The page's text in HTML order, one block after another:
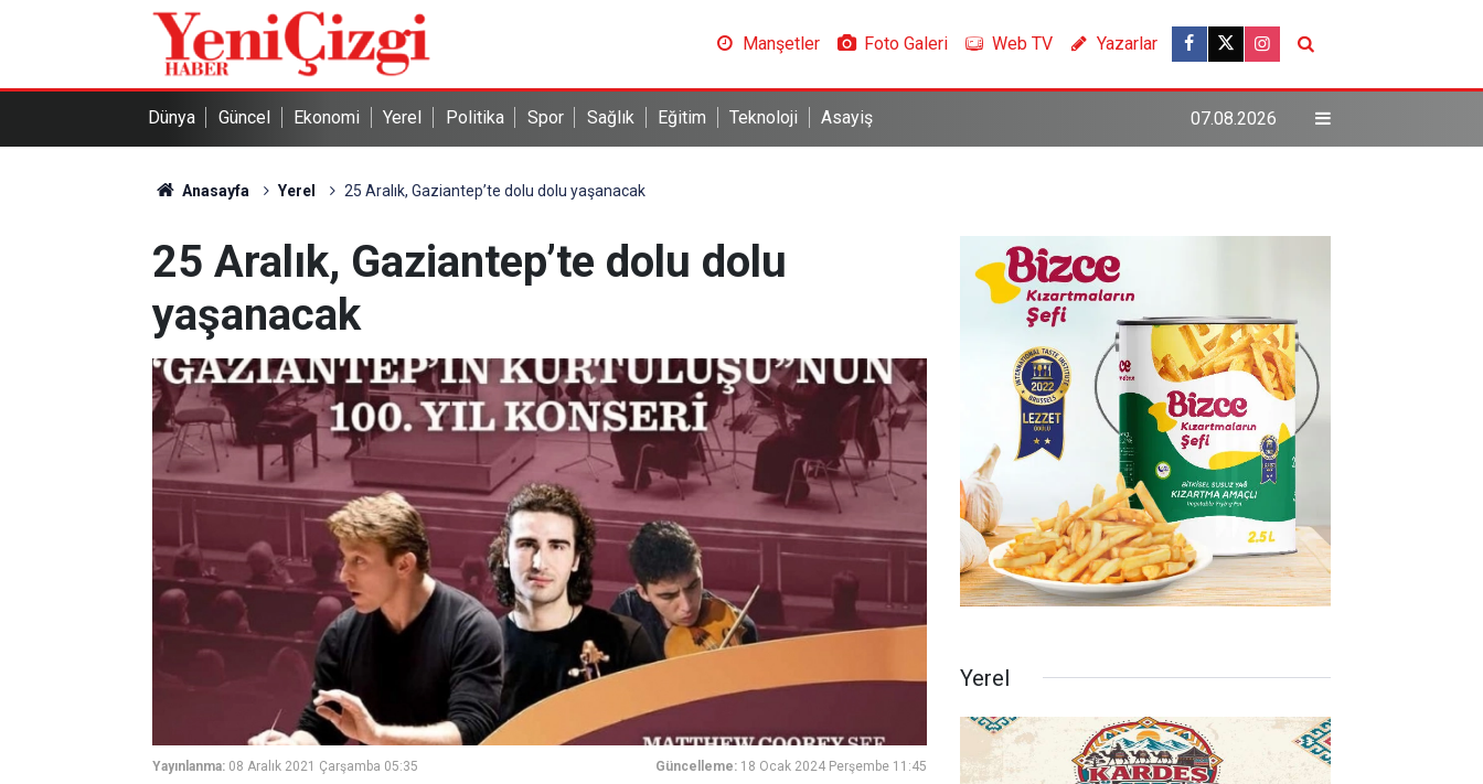
Manşetler Foto Galeri Web TV Yazarlar
Dünya Güncel Ekonomi Yerel Politika Spor Sağlık Eğitim Teknoloji Asayiş 07.08.2026
Anasayfa Yerel 25 Aralık, Gaziantep’te dolu dolu yaşanacak
25 Aralık, Gaziantep’te dolu dolu
yaşanacak
Yayınlanma: 08 Aralık 2021 Çarşamba 05:35 Güncelleme: 18 Ocak 2024 Perşembe 11:45
Yerel